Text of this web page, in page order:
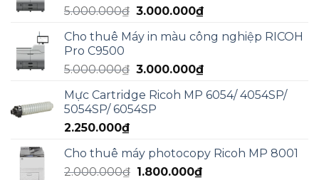
4.990.000₫.
5.000.000₫ Giá
là:
3.000.000₫Giá
tại
3.000.000₫.
Cho thuê Máy in màu công nghiệp RICOH
Pro C9500
5.000.000₫ Giá
là:
5.000.000₫.
3.000.000₫Giá
tại
Mực Cartridge Ricoh MP 6054/ 4054SP/
5054SP/ 6054SP
2.250.000₫
Cho thuê máy photocopy Ricoh MP 8001
2.000.000₫ Giá
1.800.000₫Giá